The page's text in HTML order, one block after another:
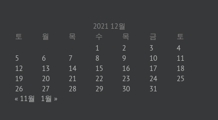
2021 12월
토 월 목 수 목 금 토
1 2 3
4
5
6 7 8 9 10
11
12
13 14 15 16 17
18
19
20 21 22 23 24
25
26
27 28 29 30
31
« 11월
1월 »